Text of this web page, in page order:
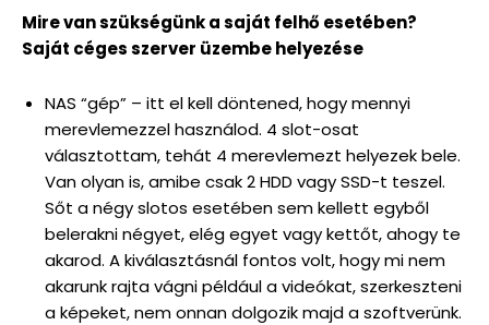
Mire van szükségünk a saját felhő esetében?
Saját céges szerver üzembe helyezése
NAS “gép” – itt el kell döntened, hogy mennyi
merevlemezzel használod. 4 slot-osat
választottam, tehát 4 merevlemezt helyezek bele.
Van olyan is, amibe csak 2 HDD vagy SSD-t teszel.
Sőt a négy slotos esetében sem kellett egyből
belerakni négyet, elég egyet vagy kettőt, ahogy te
akarod. A kiválasztásnál fontos volt, hogy mi nem
akarunk rajta vágni például a videókat, szerkeszteni
a képeket, nem onnan dolgozik majd a szoftverünk.